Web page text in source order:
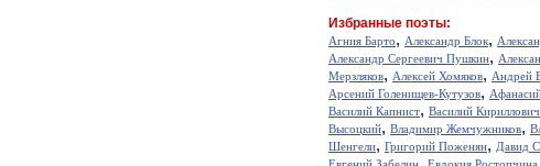
Избранные поэты:
Агния Барто, Александр Блок,
Александр Сергеевич Пушкин,
Мерзляков, Алексей Хомяков, Андрей
Арсений Голенищев-Кутузов,
Василий Капнист, Василий
Высоцкий, Владимир Жемчужников,
Шенгели, Григорий Поженян, Давид